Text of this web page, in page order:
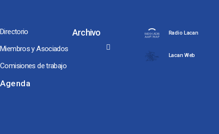
Directorio
Miembros y Asociados
Comisiones de trabajo
Agenda
Archivo Radio Lacan
Lacan Web